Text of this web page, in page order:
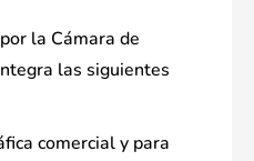
la Cámara de
las siguientes
comercial y para